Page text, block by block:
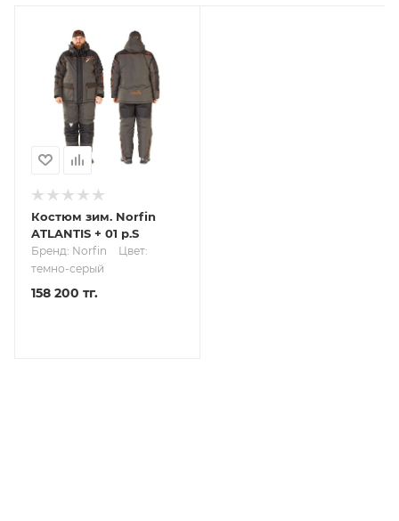
Костюм зим. Norfin
ATLANTIS + 01 р.S
Бренд: Norfin
Цвет:
темно-серый
158 200 тг.